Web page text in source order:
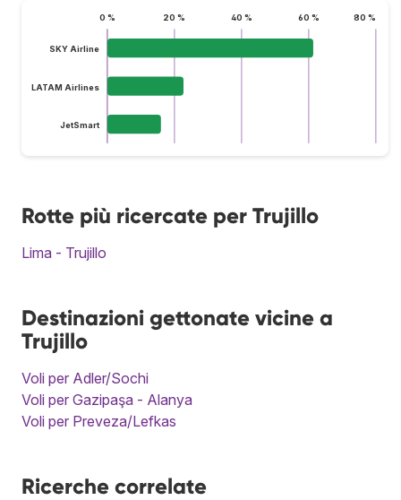
0 % 20 % 40 % 60 % 80 %
SKY Airline
LATAM Airlines
JetSmart
Rotte più ricercate per Trujillo
Lima - Trujillo
Destinazioni gettonate vicine a
Trujillo
Voli per Adler/Sochi
Voli per Gazipaşa - Alanya
Voli per Preveza/Lefkas
Ricerche correlate